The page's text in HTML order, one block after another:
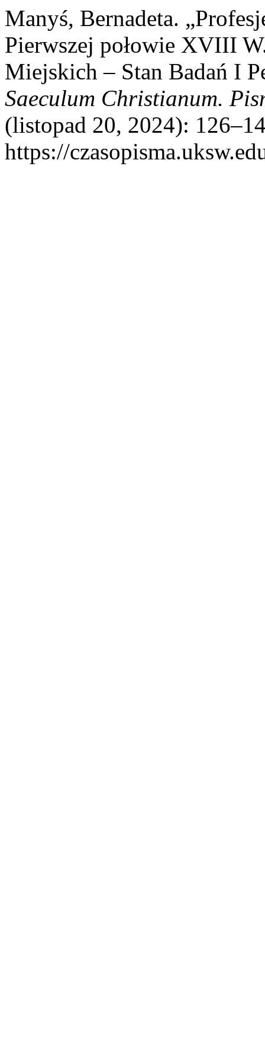
Manyś, Bernadeta.
Pierwszej połowie XVIII
Miejskich – Stan Badań I
Saeculum Christianum.
(listopad 20, 2024):
https://